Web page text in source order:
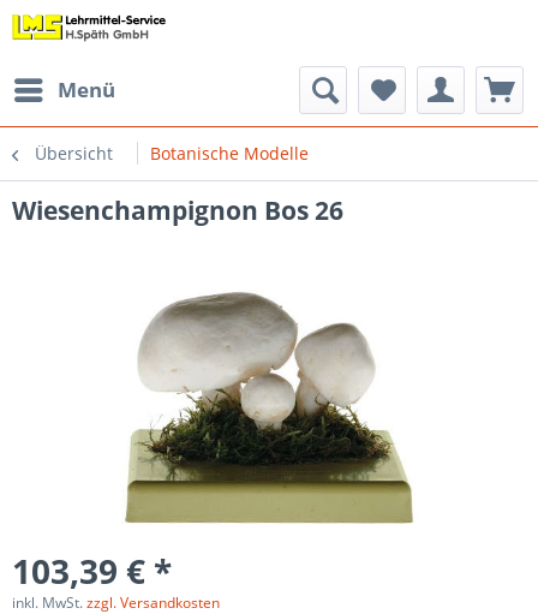
Menü
Übersicht Botanische Modelle
Wiesenchampignon Bos 26
103,39 € *
inkl. MwSt.zzgl. Versandkosten